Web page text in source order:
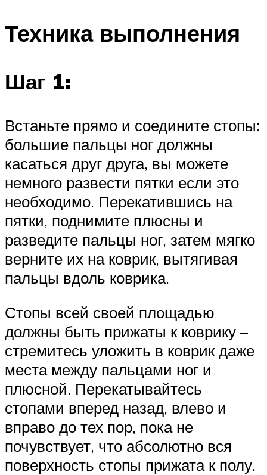
Техника выполнения
Шаг 1:
Встаньте прямо и соедините стопы:
большие пальцы ног должны
касаться друг друга, вы можете
немного развести пятки если это
необходимо. Перекатившись на
пятки, поднимите плюсны и
разведите пальцы ног, затем мягко
верните их на коврик, вытягивая
пальцы вдоль коврика.
Стопы всей своей площадью
должны быть прижаты к коврику –
стремитесь уложить в коврик даже
места между пальцами ног и
плюсной. Перекатывайтесь
стопами вперед назад, влево и
вправо до тех пор, пока не
почувствует, что абсолютно вся
поверхность стопы прижата к полу.